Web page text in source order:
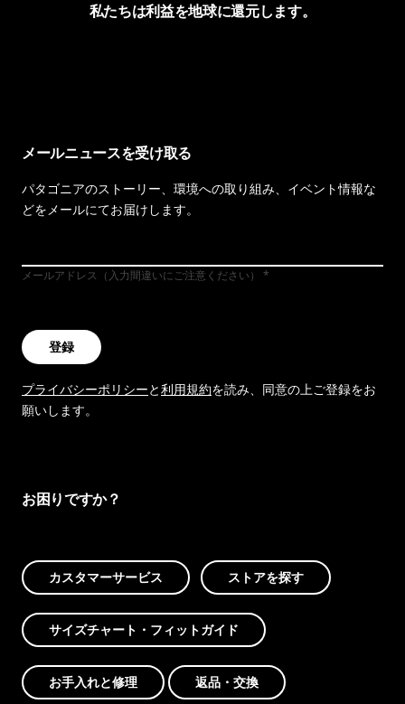
私たちは利益を地球に還元します。
メールニュースを受け取る
パタゴニアのストーリー、環境への取り組み、イベント情報な
どをメールにてお届けします。
メールアドレス（入力間違いにご注意ください）
登録
プライバシーポリシーと利用規約を読み、同意の上ご登録をお
願いします。
お困りですか？
カスタマーサービス ストアを探す
サイズチャート・フィットガイド
お手入れと修理 返品・交換